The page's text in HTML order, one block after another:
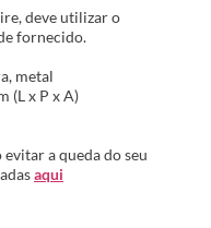
deve utilizar o
fornecido.
metal
(L x P x A)
a queda do seu
aqui